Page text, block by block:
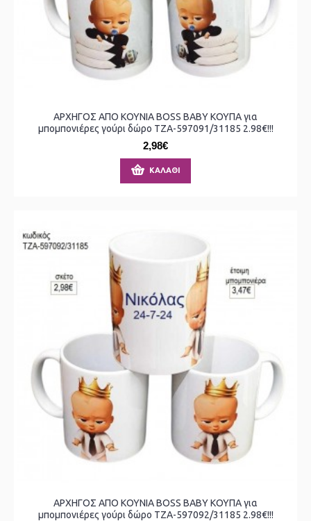
ΑΡΧΗΓΟΣ ΑΠΟ ΚΟΥΝΙΑ BOSS BABY ΚΟΥΠΑ για
μπομπονιέρες γούρι δώρο ΤΖΑ-597091/31185 2.98€!!!
2,98€
ΚΑΛΆΘΙ
ΑΡΧΗΓΟΣ ΑΠΟ ΚΟΥΝΙΑ BOSS BABY ΚΟΥΠΑ για
μπομπονιέρες γούρι δώρο ΤΖΑ-597092/31185 2.98€!!!